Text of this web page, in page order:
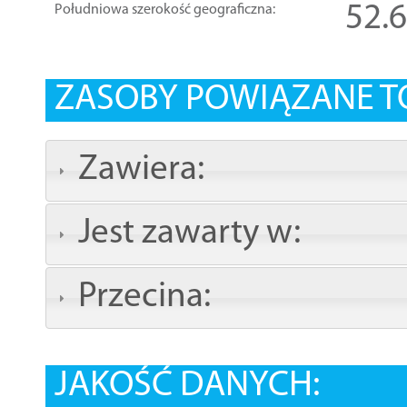
Południowa szerokość geograficzna:
ZASOBY POWIĄZANE
Zawiera:
Jest zawarty w:
Przecina:
JAKOŚĆ DANYCH: